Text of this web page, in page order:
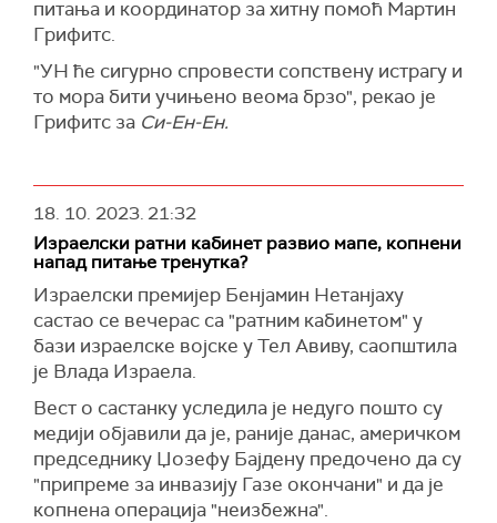
питања и координатор за хитну помоћ Мартин
Грифитс.
"УН ће сигурно спровести сопствену истрагу и
то мора бити учињено веома брзо", рекао је
Грифитс за Си-Ен-Ен.
18. 10. 2023.21:32
Израелски ратни кабинет развио мапе, копнени
напад питање тренутка?
Израелски премијер Бенјамин Нетанјаху
састао се вечерас са "ратним кабинетом" у
бази израелске војске у Тел Авиву, саопштила
је Влада Израела.
Вест о састанку уследила је недуго пошто су
медији објавили да је, раније данас, америчком
председнику Џозефу Бајдену предочено да су
"припреме за инвазију Газе окончани" и да је
копнена операција "неизбежна".